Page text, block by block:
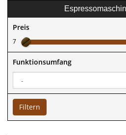
Preis
7
Funktionsumfang
Filtern